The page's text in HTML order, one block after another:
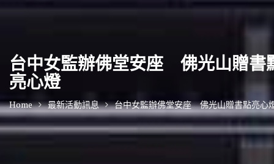
台中女監辦佛堂安座 佛光山贈書
亮心燈
Home 最新活動訊息 台中女監辦佛堂安座 佛光山贈書點亮心